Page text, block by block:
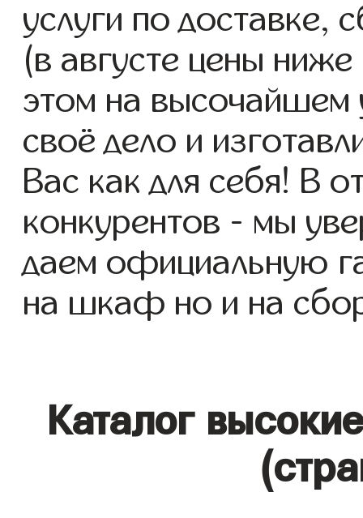
услуги по доставке,
(в августе цены
этом на
своё дело и
Вас как для себя! В
конкурентов - мы
даем официальную
на шкаф но и на
Каталог